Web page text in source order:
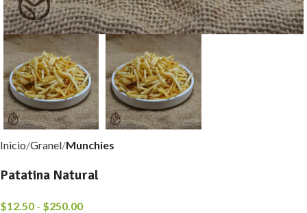
Inicio Granel Munchies
Patatina Natural
$12.50 - $250.00